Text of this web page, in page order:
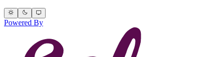
Powered By